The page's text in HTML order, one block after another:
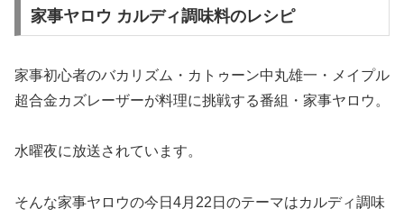
家事ヤロウ カルディ調味料のレシピ
家事初心者のバカリズム・カトゥーン中丸雄一・メイプル
超合金カズレーザーが料理に挑戦する番組・家事ヤロウ。
水曜夜に放送されています。
そんな家事ヤロウの今日4月22日のテーマはカルディ調味